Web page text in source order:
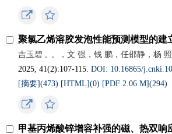
聚氯乙烯溶胶发泡性能预测模型的建
吉玉碧 , , ，文 强，钱 鹏，任邵静，杨
2025, 41(2):107-115.DOI: 10.16865/
[摘要](473) [HTML](0) [PDF 2.06 M](294)
甲基丙烯酸锌增容补强的磁、热双响